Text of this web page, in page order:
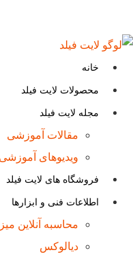
به
محتوا
خانه
محصولات لایت فیلد
مجله لایت فیلد
مقالات آموزشی
ویدیوهای آموزشی
فروشگاه های لایت فیلد
اطلاعات فنی و ابزارها
محاسبه آنلاین
دیالوکس